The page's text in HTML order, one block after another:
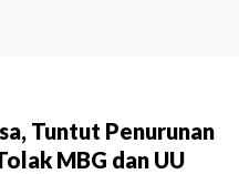
Tuntut Penurunan
MBG dan UU